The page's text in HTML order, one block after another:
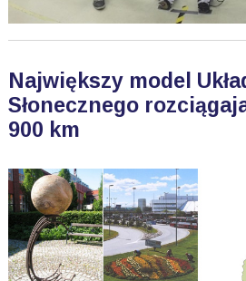
Największy model
Słonecznego
900 km